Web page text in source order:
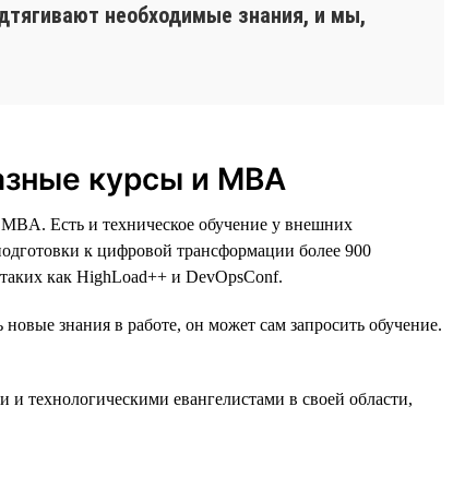
необходимые знания, и мы,
курсы и MBA
Есть и техническое обучение у внешних
к цифровой трансформации более 900
как HighLoad++ и DevOpsConf.
знания в работе, он может сам запросить обучение.
и технологическими евангелистами в своей области,